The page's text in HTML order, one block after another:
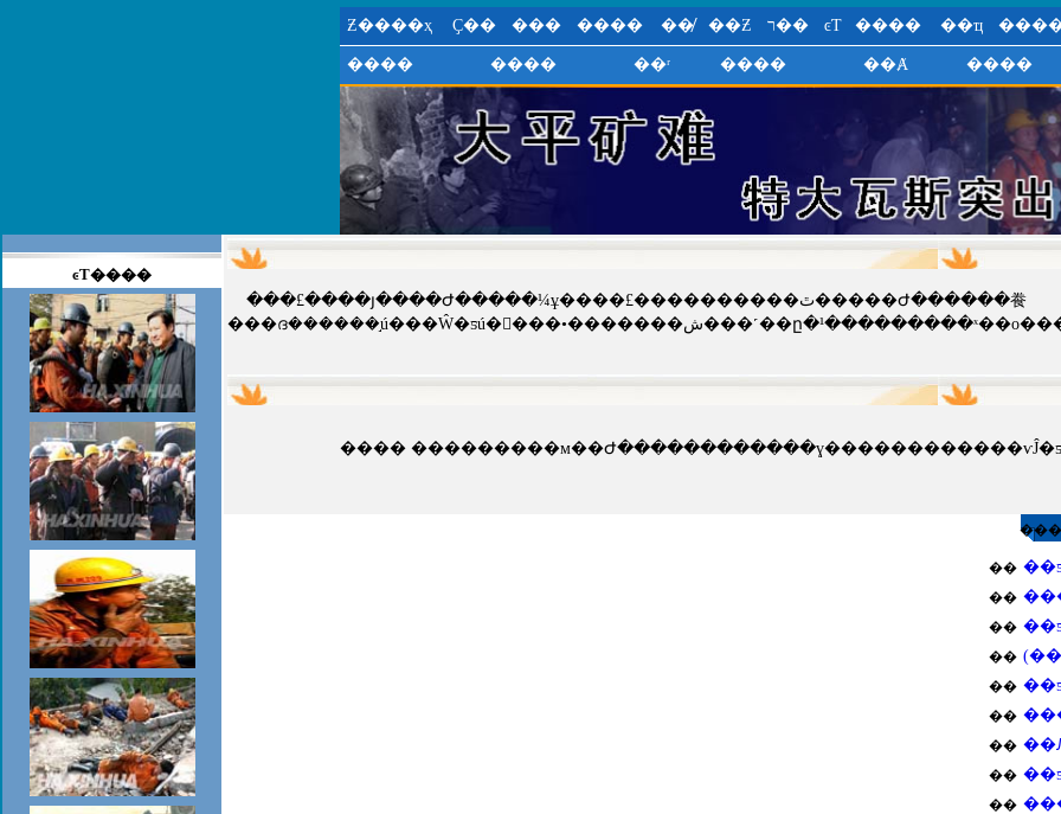
Ƶ����ҳ Ҫ�� ��� ���� ��̸ ��Ƶ ר�� ͼƬ ���� ��ҵ
���� ���� ��ʳ ���� ��Ⱥ ����
ͼƬ����
���£����յ����Ժ�����¼ұ����£����������ٿ�����Ժ������飬
��
��
��
��
��
��
��
��
��